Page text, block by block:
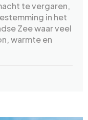
te vergaren,
in het
Zee waar veel
warmte en